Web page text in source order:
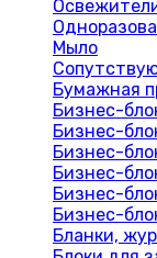
Мыло
Бумажная
Бизнес-
Бизнес-
Бизнес-
Бизнес-
Бизнес-
Бизнес-
Бланки,